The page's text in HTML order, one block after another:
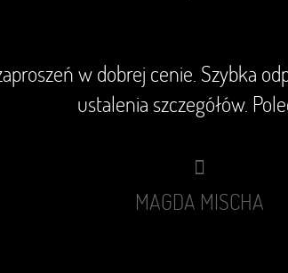
w dobrej cenie. Szybka
ustalenia szczegółów.
MAGDA MISCHA